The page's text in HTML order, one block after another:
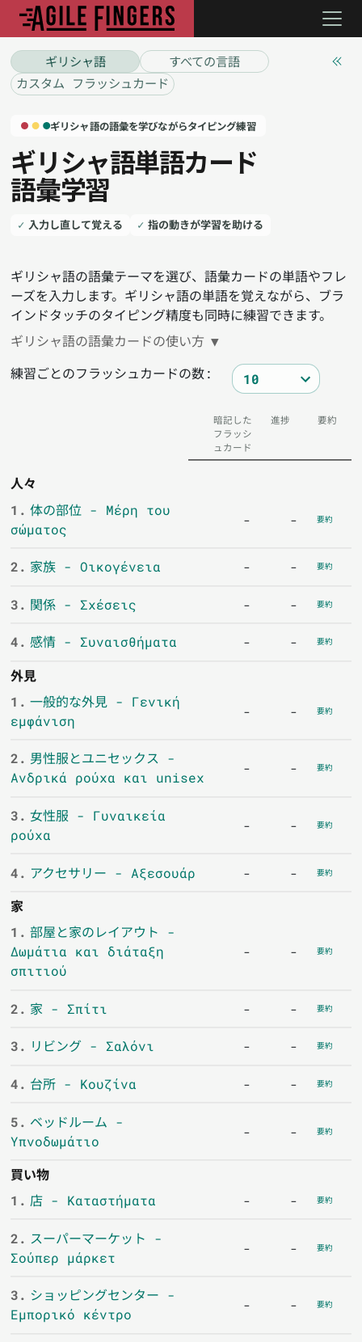
ギリシャ語
すべての言語
カスタム フラッシュカード
ギリシャ語の語彙を学びながらタイピング練習
ギリシャ語単語カード
語彙学習
入力し直して覚える 指の動きが学習を助ける
ギリシャ語の語彙テーマを選び、語彙カードの単語やフレ
ーズを入力します。ギリシャ語の単語を覚えながら、ブラ
インドタッチのタイピング精度も同時に練習できます。
ギリシャ語の語彙カードの使い方 ▼
練習ごとのフラッシュカードの数:
暗記した
フラッシ
ュカード
進捗 要約
人々
1. 体の部位 - Μέρη του
σώματος
- - 要約
2. 家族 - Οικογένεια - - 要約
3. 関係 - Σχέσεις - - 要約
4. 感情 - Συναισθήματα - - 要約
外見
1. 一般的な外見 - Γενική
εμφάνιση
- - 要約
2. 男性服とユニセックス -
Ανδρικά ρούχα και unisex
- - 要約
3. 女性服 - Γυναικεία
ρούχα
- - 要約
4. アクセサリー - Αξεσουάρ - - 要約
家
1. 部屋と家のレイアウト -
Δωμάτια και διάταξη
σπιτιού
- - 要約
2. 家 - Σπίτι - - 要約
3. リビング - Σαλόνι - - 要約
4. 台所 - Κουζίνα - - 要約
5. ベッドルーム -
Υπνοδωμάτιο
- - 要約
買い物
1. 店 - Καταστήματα - - 要約
2. スーパーマーケット -
Σούπερ μάρκετ
- - 要約
3. ショッピングセンター -
Εμπορικό κέντρο
- - 要約